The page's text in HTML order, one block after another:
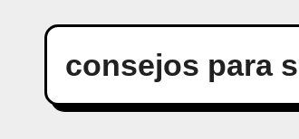
consejos para